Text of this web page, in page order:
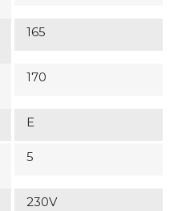
165
170
E
5
230V